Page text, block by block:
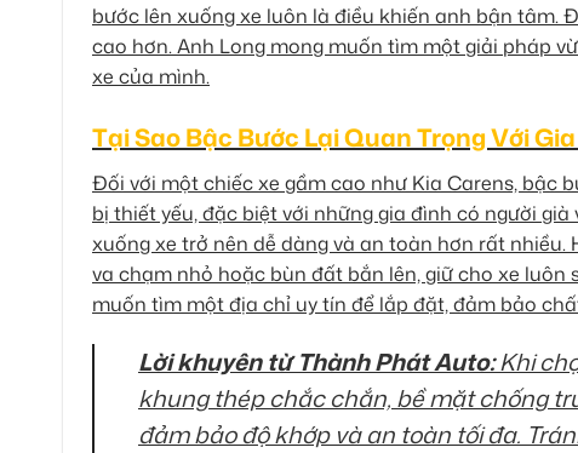
bước lên xuống xe luôn là điều khiến anh bận tâm.
cao hơn. Anh Long mong muốn tìm một giải pháp
xe của mình.
Tại Sao Bậc Bước Lại Quan Trọng Với
Đối với một chiếc xe gầm cao như Kia Carens, bậc
bị thiết yếu, đặc biệt với những gia đình có người
xuống xe trở nên dễ dàng và an toàn hơn rất
va chạm nhỏ hoặc bùn đất bắn lên, giữ cho xe luôn
muốn tìm một địa chỉ uy tín để lắp đặt, đảm bảo
Lời khuyên từ Thành Phát Auto:Khi
khung thép chắc chắn, bề mặt chống
đảm bảo độ khớp và an toàn tối đa.